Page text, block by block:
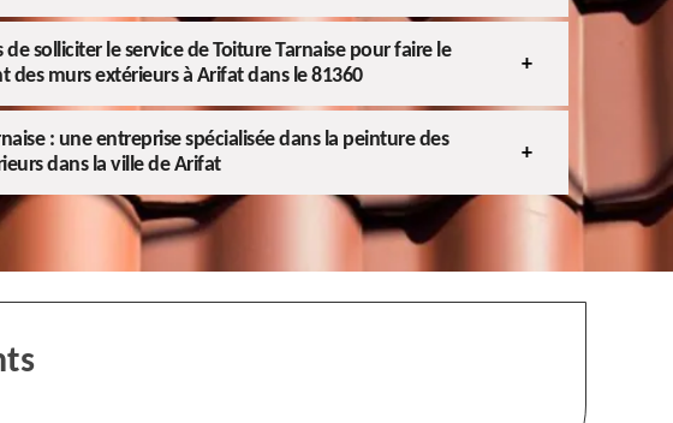
de solliciter le service de Toiture Tarnaise pour faire le
des murs extérieurs à Arifat dans le 81360
: une entreprise spécialisée dans la peinture des
dans la ville de Arifat